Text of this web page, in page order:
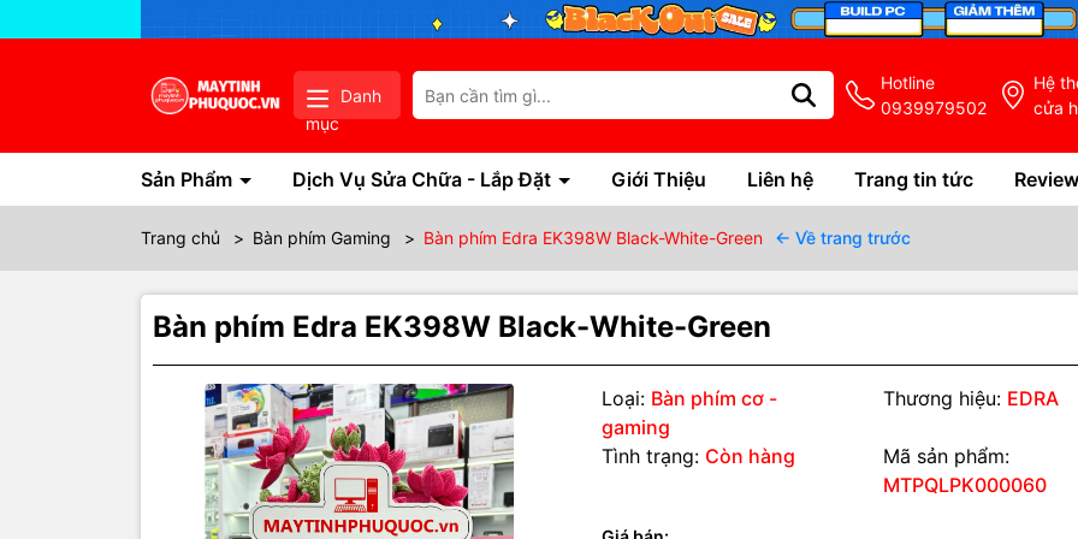
Danh
mục
Hotline
0939979502
Hệ
cửa
Sản Phẩm Dịch Vụ Sửa Chữa - Lắp Đặt Giới Thiệu Liên hệ Trang tin tức Review
Trang chủ > Bàn phím Gaming > Bàn phím Edra EK398W Black-White-Green ← Về trang trước
Bàn phím Edra EK398W Black-White-Green
Loại: Bàn phím cơ -
gaming
Thương hiệu: EDRA
Tình trạng: Còn hàng
Mã sản phẩm:
MTPQLPK000060